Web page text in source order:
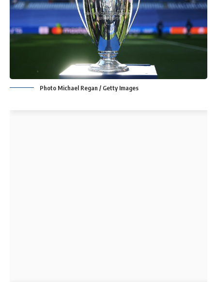
Photo Michael Regan / Getty Images